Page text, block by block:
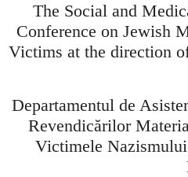
The Social and
Conference on Jewish
Victims at the direction
Departamentul de
Revendicărilor
Victimele